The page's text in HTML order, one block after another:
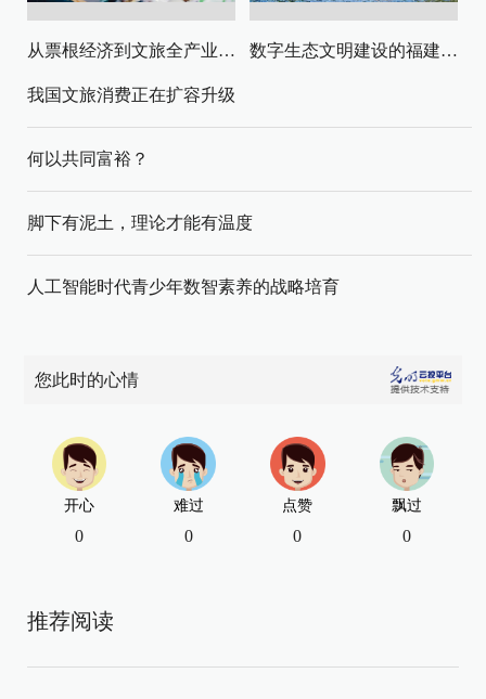
从票根经济到文旅全产业链升级 数字生态文明建设的福建路径与启示
我国文旅消费正在扩容升级
何以共同富裕？
脚下有泥土，理论才能有温度
人工智能时代青少年数智素养的战略培育
您此时的心情
开心
0
难过
0
点赞
0
飘过
0
推荐阅读